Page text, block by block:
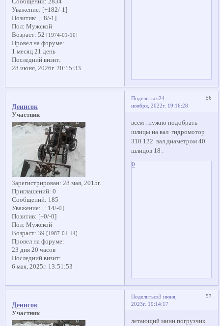
Уважение: [+182/-1]
Позитив: [+8/-1]
Пол: Мужской
Возраст: 52 [1974-01-10]
Провел на форуме:
1 месяц 21 день
Последний визит:
28 июня, 2026г. 20:15:33
Поделиться 56
24
ноября, 2022г. 19:16:28
Денисок
Участник
Зарегистрирован: 28 мая, 2015г.
Приглашений: 0
Сообщений: 185
Уважение: [+14/-0]
Позитив: [+0/-0]
Пол: Мужской
Возраст: 39 [1987-01-14]
Провел на форуме:
23 дня 20 часов
Последний визит:
6 мая, 2025г. 13:51:53
всем . нужно подобрать
шлицы на вал гидромотор
310 122 вал диаметром 40
шлицов 18 .
0
Поделиться 57
3 июня,
2023г. 19:14:17
Денисок
Участник
летающий мини погрузчик